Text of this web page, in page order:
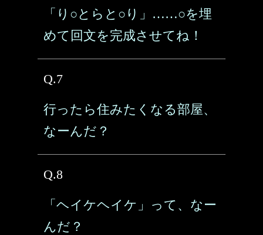
「り○とらと○り」……○を埋
めて回文を完成させてね！
Q.7
行ったら住みたくなる部屋、
なーんだ？
Q.8
「ヘイケヘイケ」って、なー
んだ？